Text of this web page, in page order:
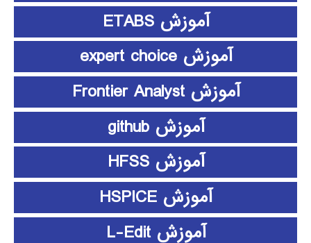
آموزش ETABS
آموزش expert choice
آموزش Frontier Analyst
آموزش github
آموزش HFSS
آموزش HSPICE
آموزش L-Edit